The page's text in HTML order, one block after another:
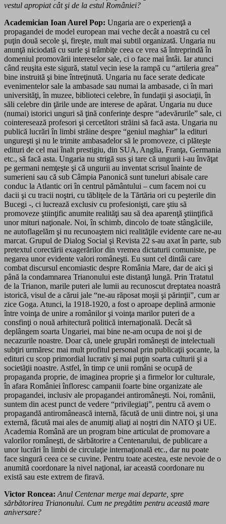
vestul apropiat cât şi de la estul României?
Academician Ioan Aurel Pop: Un­garia are o experienţă a
propagandei de model european mai veche decât a noastră cu cel
puţin două secole şi, fireşte, mult mai subtil organizată. Ungaria nu
anunţă niciodată cu surle şi trâmbiţe ceea ce vrea să întreprindă în
domeniul promovării intereselor sale, ci o face mai întâi. Iar atunci
când reuşita este sigură, statul vecin iese la rampă cu “artileria grea”
bine instruită şi bine întreţinută. Ungaria nu face serate dedicate
evenimentelor sale la ambasade sau numai la ambasade, ci în mari
universităţi, în muzee, biblioteci celebre, în fundaţii şi asociaţii, în
săli celebre din ţările unde are interese de apărat. Ungaria nu duce
(numai) istorici unguri să ţină conferinţe des­pre “adevărurile” sale, ci
cointeresează profesori şi cercetători străini să facă asta. Ungaria nu
publică lucrări în limbi străine despre “geniul maghiar” la edituri
ungureşti şi nu le trimite ambasadelor să le promoveze, ci plăteşte
edituri de cel mai înalt prestigiu, din SUA, Anglia, Franţa, Germania
etc., să facă asta. Ungaria nu strigă sus şi tare că ungurii i-au învăţat
pe germani nemţeşte şi că ungurii au inventat scrisul înainte de
sumerieni sau că sub Câmpia Panonică sunt tuneluri abisale care
conduc la Atlantic ori în centrul pământului – cum facem noi cu
dacii şi cu tracii noştri, cu tăbliţele de la Tărtăria ori cu peşterile din
Bucegi -, ci lucrează exclusiv cu profesionişti, care ştiu să
promoveze ştiinţific anumite realităţi sau să dea aparenţă ştiinţifică
unor mituri naţionale. Noi, în schimb, dincolo de toate stângăciile,
ne autoflagelăm şi nu recunoaştem nici realităţile evidente care ne-au
marcat. Grupul de Dialog Social şi Revista 22 s-au axat în parte, sub
pretextul corectării exagerărilor din vremea dictaturii comuniste, pe
negarea unor evidente valori româneşti. Eu sunt cel dintâi care
combat discursul encomiastic despre România Mare, dar de aici şi
până la condamnarea Trianonului este distanţă lungă. Prin Tratatul
de la Trianon, marile puteri ale lumii au recunoscut dreptatea noastră
istorică, visul de a cărui jale “ne-au răposat moşii şi părinţii”, cum ar
zice Goga. Atunci, la 1918-1920, a fost o aproape deplină armonie
între voinţa de unire a românilor şi voinţa marilor puteri de a
consfinţi o nouă arhitectură politică internaţională. Decât să
deplângem soarta Ungariei, mai bine ne-am ocupa de noi şi de
necazurile noastre. Doar că, unele grupări româneşti de intelectuali
subţiri urmăresc mai mult profitul personal prin publicaţii şocante, la
edituri cu scop primordial lucrativ şi mai puţin soarta culturii şi a
societăţii noastre. Astfel, în timp ce unii români se ocupă de
propaganda proprie, de imaginea proprie şi a firmelor lor culturale,
în afara României înfloresc campanii foarte bine organizate ale
propagandei, inclusiv ale propagandei antiromâ­neşti. Noi, românii,
suntem din acest punct de vedere “privilegiaţi”, pentru că avem o
propagandă antiromânească internă, făcută de unii dintre noi, şi una
externă, făcută mai ales de anumiţi aliaţi ai noştri din NATO şi UE.
Academia Română are un program bine articulat de promovare a
valorilor româneşti, de sărbătorire a Centenarului, de publicare a
unor lucrări în limbi de circulaţie internaţională etc., dar nu poate
face singură ceea ce se cuvine. Pentru toate acestea, este nevoie de o
anumită coordonare la nivel naţional, iar această coordonare nu
există sau este extrem de firavă.
Victor Roncea: Anul Centenar merge mai departe, spre
sărbătorirea Trianonului. Cum ne pregătim pentru această mare
aniversare?